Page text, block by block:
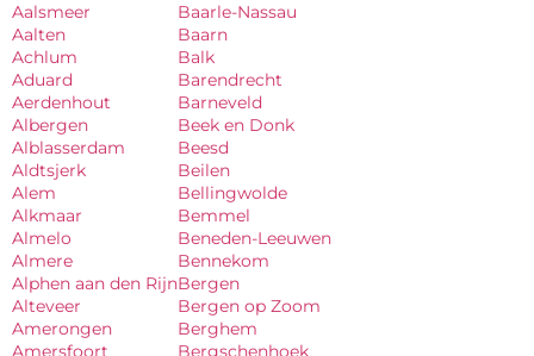
Aalsmeer
Aalten
Achlum
Aduard
Aerdenhout
Albergen
Alblasserdam
Aldtsjerk
Alem
Alkmaar
Almelo
Almere
Alphen aan den Rijn
Alteveer
Amerongen
Amersfoort
Baarle-Nassau
Baarn
Balk
Barendrecht
Barneveld
Beek en Donk
Beesd
Beilen
Bellingwolde
Bemmel
Beneden-Leeuwen
Bennekom
Bergen
Bergen op Zoom
Berghem
Bergschenhoek